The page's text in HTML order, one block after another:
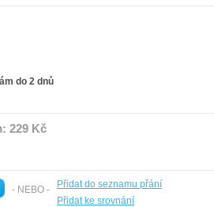
do 2 dnů
229 Kč
- NEBO -
Přidat do seznamu přání
Přidat ke srovnání